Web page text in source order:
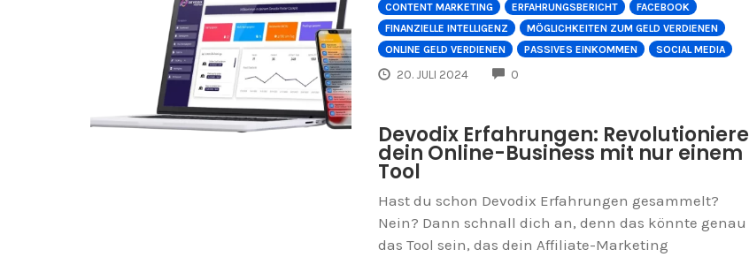
CONTENT MARKETING
ERFAHRUNGSBERICHT
FACEBOOK
FINANZIELLE INTELLIGENZ
MÖGLICHKEITEN ZUM GELD VERDIENEN
ONLINE GELD VERDIENEN
PASSIVES EINKOMMEN SOCIAL MEDIA
20. JULI 2024 0COMMENTS
Devodix Erfahrungen: Revolutioniere
dein Online-Business mit nur einem
Tool
Hast du schon Devodix Erfahrungen gesammelt?
Nein? Dann schnall dich an, denn das könnte genau
das Tool sein, das dein Affiliate-Marketing